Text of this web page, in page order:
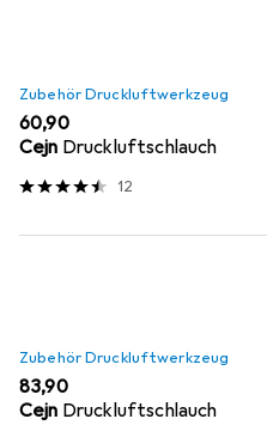
Zubehör Druckluftwerkzeug
EUR
60,90
Cejn Druckluftschlauch
12
Zubehör Druckluftwerkzeug
EUR
83,90
Cejn Druckluftschlauch